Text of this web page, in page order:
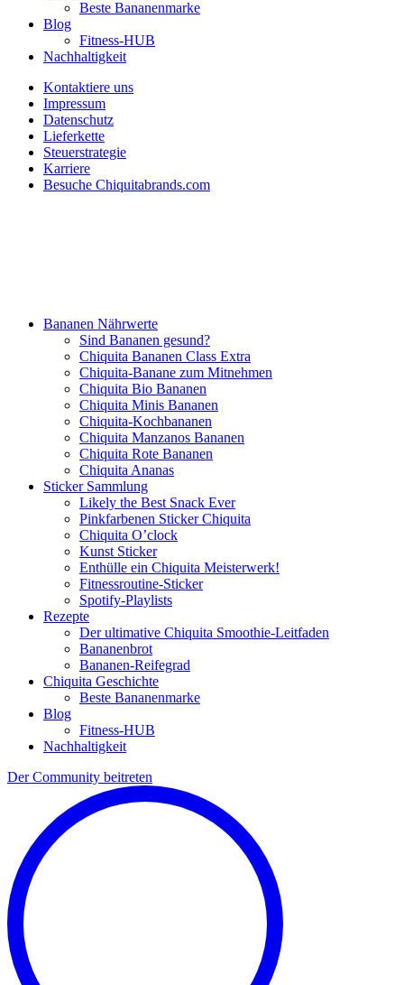
Beste Bananenmarke
Blog
Fitness-HUB
Nachhaltigkeit
Kontaktiere uns
Impressum
Datenschutz
Lieferkette
Steuerstrategie
Karriere
Besuche Chiquitabrands.com
Bananen Nährwerte
Sind Bananen gesund?
Chiquita Bananen Class Extra
Chiquita-Banane zum Mitnehmen
Chiquita Bio Bananen
Chiquita Minis Bananen
Chiquita-Kochbananen
Chiquita Manzanos Bananen
Chiquita Rote Bananen
Chiquita Ananas
Sticker Sammlung
Likely the Best Snack Ever
Pinkfarbenen Sticker Chiquita
Chiquita O’clock
Kunst Sticker
Enthülle ein Chiquita Meisterwerk!
Fitnessroutine-Sticker
Spotify-Playlists
Rezepte
Der ultimative Chiquita Smoothie-Leitfaden
Bananenbrot
Bananen-Reifegrad
Chiquita Geschichte
Beste Bananenmarke
Blog
Fitness-HUB
Nachhaltigkeit
Der Community beitreten